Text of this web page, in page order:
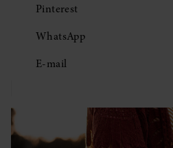
Pinterest
WhatsApp
E-mail